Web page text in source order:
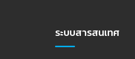
ระบบสารสนเทศ